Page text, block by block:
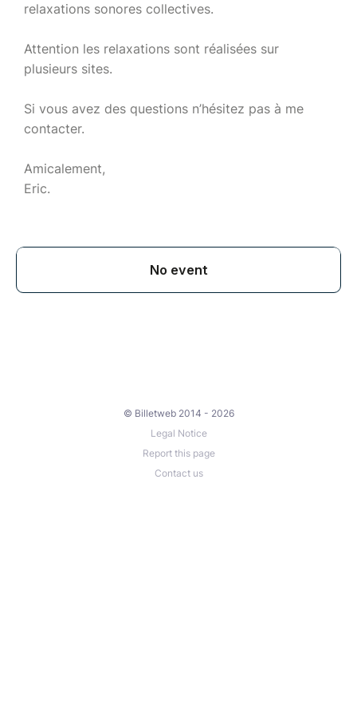
relaxations sonores collectives.
Attention les relaxations sont réalisées sur
plusieurs sites.
Si vous avez des questions n’hésitez pas à me
contacter.
Amicalement,
Eric.
© Billetweb 2014 - 2026
Legal Notice
Report this page
Contact us